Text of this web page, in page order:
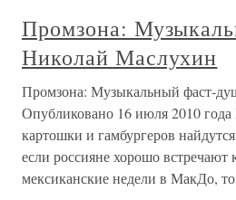
Промзона:
Николай Маслухин
Промзона: Музыкальный фаст-
Опубликовано 16 июля 2010
картошки и гамбургеров
если россияне хорошо встречают
мексиканские недели в МакДо,